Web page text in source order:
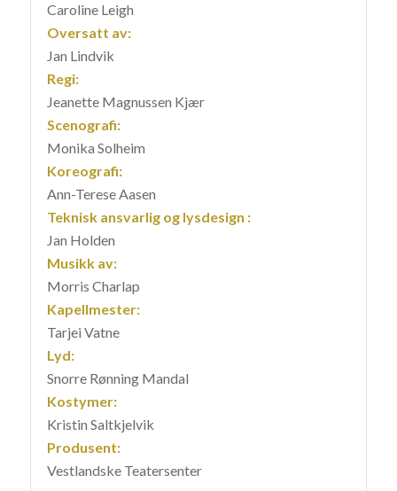
Caroline Leigh
Oversatt av:
Jan Lindvik
Regi:
Jeanette Magnussen Kjær
Scenografi:
Monika Solheim
Koreografi:
Ann-Terese Aasen
Teknisk ansvarlig og lysdesign :
Jan Holden
Musikk av:
Morris Charlap
Kapellmester:
Tarjei Vatne
Lyd:
Snorre Rønning Mandal
Kostymer:
Kristin Saltkjelvik
Produsent:
Vestlandske Teatersenter